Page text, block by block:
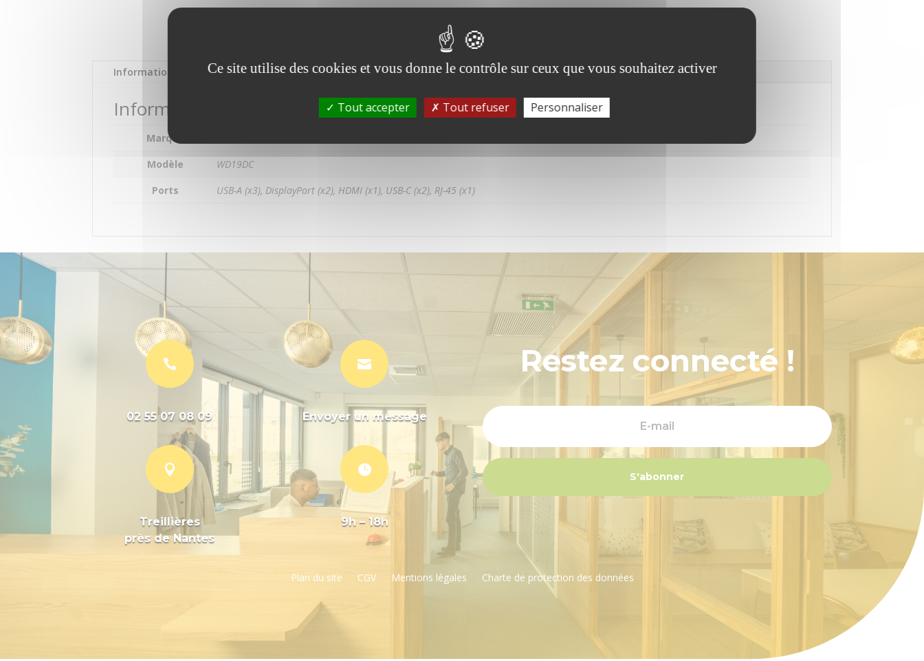
Informations complémentaires Description
Informations complémentaires
Marque
Modèle
WD19DC
Ports
USB-A (x3), DisplayPort (x2), HDMI (x1), USB-C (x2), RJ-45 (x1)

02 55 07 08 09

Treillières
près de Nantes

Envoyer un message

9h – 18h
Restez connecté !
S'abonner
Plan du site CGV Mentions légales Charte de protection des données
Ce site utilise des cookies et vous donne le contrôle sur ceux que vous souhaitez activer
Tout accepter Tout refuser Personnaliser